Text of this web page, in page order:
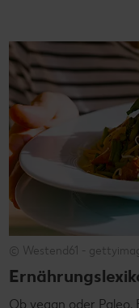
© Westend61 -
Ob vegan oder Paleo,